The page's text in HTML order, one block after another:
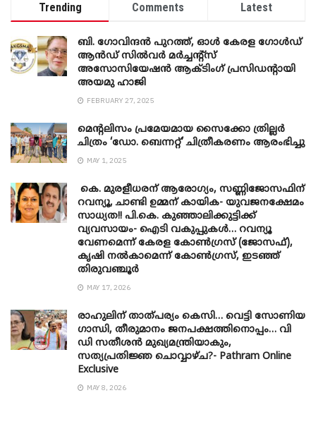
Trending Comments Latest
ബി. ​ഗോവിന്ദൻ പുറത്ത്, ഓൾ കേരള ഗോൾഡ്
ആൻഡ് സിൽവർ മർച്ചന്റ്സ്
അസോസിയേഷൻ ആക്ടിംഗ് പ്രസിഡന്റായി
അയമു ഹാജി
FEBRUARY 27, 2025
മെന്‍റലിസം പ്രമേയമായ സൈക്കോ ത്രില്ലർ
ചിത്രം ‘ഡോ. ബെന്നറ്റ്’ ചിത്രീകരണം ആരംഭിച്ചു
MAY 1, 2025
കെ. മുരളീധരന് ആരോഗ്യം, സണ്ണിജോസഫിന്
റവന്യൂ, ചാണ്ടി ഉമ്മന് കായിക- യുവജനക്ഷേമം
സാധ്യത!! പി.കെ. കുഞ്ഞാലിക്കുട്ടിക്ക്
വ്യവസായം- ഐടി വകുപ്പുകൾ… റവന്യൂ
വേണമെന്ന് കേരള കോൺഗ്രസ് (ജോസഫ്),
കൃഷി നൽകാമെന്ന് കോൺഗ്രസ്, ഇടഞ്ഞ്
തിരുവഞ്ചൂർ
MAY 17, 2026
രാഹുലിന് താത്പര്യം കെസി… വെട്ടി സോണിയ
​ഗാന്ധി, തീരുമാനം ജനപക്ഷത്തിനൊപ്പം… വി
ഡി സതീശൻ മുഖ്യമന്ത്രിയാകും,
സത്യപ്രതിജ്ഞ ചൊവ്വാഴ്ച?- Pathram Online
Exclusive
MAY 8, 2026